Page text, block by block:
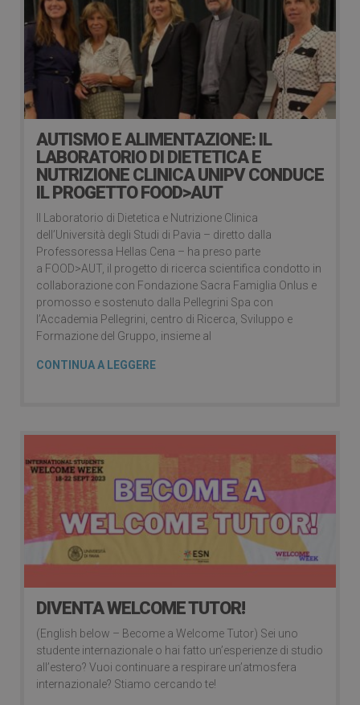
AUTISMO E ALIMENTAZIONE: IL
LABORATORIO DI DIETETICA E
NUTRIZIONE CLINICA UNIPV CONDUCE
IL PROGETTO FOOD>AUT
Il Laboratorio di Dietetica e Nutrizione Clinica
dell’Università degli Studi di Pavia – diretto dalla
Professoressa Hellas Cena – ha preso parte
a FOOD>AUT, il progetto di ricerca scientifica condotto in
collaborazione con Fondazione Sacra Famiglia Onlus e
promosso e sostenuto dalla Pellegrini Spa con
l’Accademia Pellegrini, centro di Ricerca, Sviluppo e
Formazione del Gruppo, insieme al
CONTINUA A LEGGERE
DIVENTA WELCOME TUTOR!
(English below – Become a Welcome Tutor) Sei uno
studente internazionale o hai fatto un’esperienze di studio
all’estero? Vuoi continuare a respirare un’atmosfera
internazionale? Stiamo cercando te!